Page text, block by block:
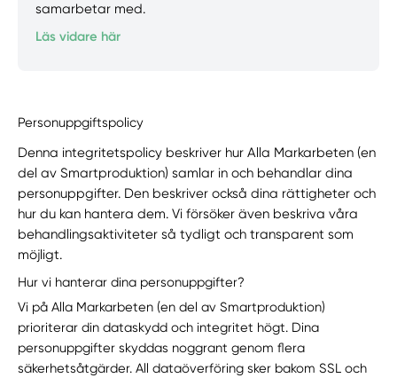
samarbetar med.
Läs vidare här
Personuppgiftspolicy
Denna integritetspolicy beskriver hur Alla Markarbeten (en
del av Smartproduktion) samlar in och behandlar dina
personuppgifter. Den beskriver också dina rättigheter och
hur du kan hantera dem. Vi försöker även beskriva våra
behandlingsaktiviteter så tydligt och transparent som
möjligt.
Hur vi hanterar dina personuppgifter?
Vi på Alla Markarbeten (en del av Smartproduktion)
prioriterar din dataskydd och integritet högt. Dina
personuppgifter skyddas noggrant genom flera
säkerhetsåtgärder. All dataöverföring sker bakom SSL och